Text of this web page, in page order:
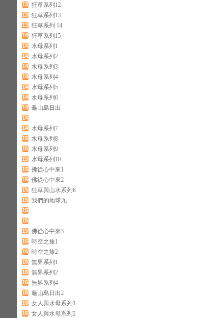
137 狂草系列12
138 狂草系列13
139 狂草系列 14
140 狂草系列15
141 水母系列1
142 水母系列2
143 水母系列3
144 水母系列4
145 水母系列5
146 水母系列6
147 龜山島日出
148
149 水母系列7
150 水母系列8
151 水母系列9
152 水母系列10
153 佛從心中來1
154 佛從心中來2
155 狂草與山水系列6
156 我們的地球九
157
158
159 佛從心中來3
160 時空之旅1
161 時空之旅2
162 無界系列1
163 無界系列2
164 無界系列4
165 龜山島日出2
166 女人與水母系列1
167 女人與水母系列2